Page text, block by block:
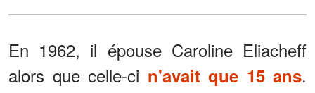
En 1962, il épouse Caroline Eliacheff
alors que celle-ci n'avait que 15 ans.